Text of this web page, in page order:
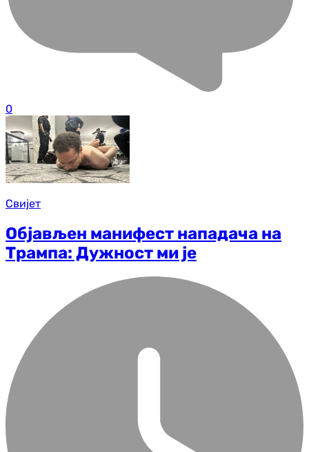
0
Свијет
Објављен манифест нападача на
Трампа: Дужност ми је